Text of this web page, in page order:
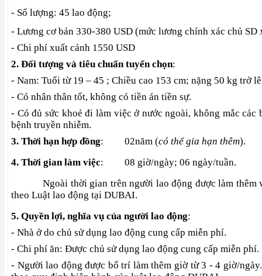
- Số lượng: 45 lao động;
- Lương cơ bản 330-380 USD (mức lương chính xác chủ SD
- Chi phí xuất cảnh 1550 USD
2. Đối tượng và tiêu chuẩn tuyển chọn:
- Nam: Tuổi từ 19 – 45 ; Chiều cao 153 cm; nặng 50 kg trở
- Có nhân thân tốt, không có tiền án tiền sự.
- Có đủ sức khoẻ đi làm việc ở nước ngoài, không mắc các
bệnh truyền nhiễm.
3. Thời hạn hợp đồng: 02năm (có thể gia hạn thêm).
4. Thời gian làm việc:
08 giờ/ngày; 06 ngày/tuần.
Ngoài thời gian trên người lao động được làm thêm
theo Luật lao động tại DUBAI.
5. Quyền lợi, nghĩa vụ của người lao động:
- Nhà ở do chủ sử dụng lao động cung cấp miễn phí.
- Chi phí ăn: Được chủ sử dụng lao động cung cấp miễn phí.
- Người lao động được bố trí làm thêm giờ từ 3 - 4 giờ/